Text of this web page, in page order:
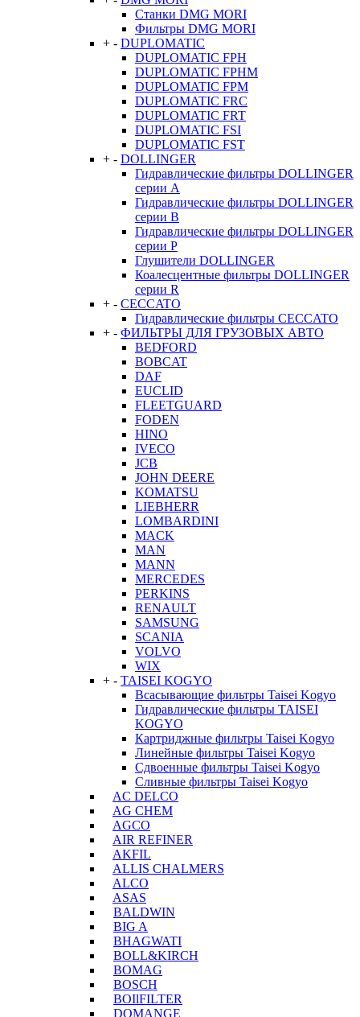
Станки DMG MORI
Фильтры DMG MORI
+ - DUPLOMATIC
DUPLOMATIC FPH
DUPLOMATIC FPHM
DUPLOMATIC FPM
DUPLOMATIC FRC
DUPLOMATIC FRT
DUPLOMATIC FSI
DUPLOMATIC FST
+ - DOLLINGER
Гидравлические фильтры DOLLINGER
серии A
Гидравлические фильтры DOLLINGER
серии B
Гидравлические фильтры DOLLINGER
серии P
Глушители DOLLINGER
Коалесцентные фильтры DOLLINGER
серии R
+ - CECCATO
Гидравлические фильтры CECCATO
+ - ФИЛЬТРЫ ДЛЯ ГРУЗОВЫХ АВТО
BEDFORD
BOBCAT
DAF
EUCLID
FLEETGUARD
FODEN
HINO
IVECO
JCB
JOHN DEERE
KOMATSU
LIEBHERR
LOMBARDINI
MACK
MAN
MANN
MERCEDES
PERKINS
RENAULT
SAMSUNG
SCANIA
VOLVO
WIX
+ - TAISEI KOGYO
Всасывающие фильтры Taisei Kogyo
Гидравлические фильтры TAISEI
KOGYO
Картриджные фильтры Taisei Kogyo
Линейные фильтры Taisei Kogyo
Сдвоенные фильтры Taisei Kogyo
Сливные фильтры Taisei Kogyo
AC DELCO
AG CHEM
AGCO
AIR REFINER
AKFIL
ALLIS CHALMERS
ALCO
ASAS
BALDWIN
BIG A
BHAGWATI
BOLL&KIRCH
BOMAG
BOSCH
BOIlFILTER
DOMANGE